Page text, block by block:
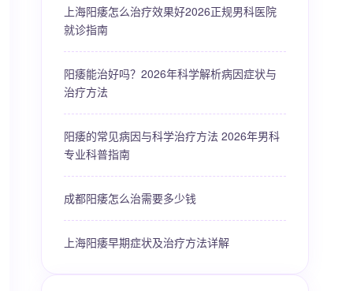
上海阳痿怎么治疗效果好2026正规男科医院
就诊指南
阳痿能治好吗？2026年科学解析病因症状与
治疗方法
阳痿的常见病因与科学治疗方法 2026年男科
专业科普指南
成都阳痿怎么治需要多少钱
上海阳痿早期症状及治疗方法详解